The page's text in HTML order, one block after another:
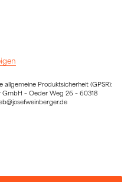
Produktsicherheit (GPSR):
– Oeder Weg 26 – 60318